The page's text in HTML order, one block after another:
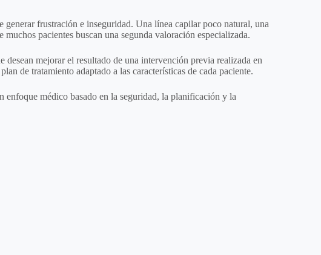
frustración e inseguridad. Una línea capilar poco natural, una
pacientes buscan una segunda valoración especializada.
desean mejorar el resultado de una intervención previa realizada en
de tratamiento adaptado a las características de cada paciente.
enfoque médico basado en la seguridad, la planificación y la